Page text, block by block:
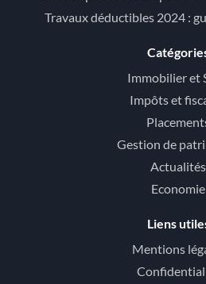
Travaux déductibles 2024 :
Immobilier et
Impôts et
Gestion de
Actualités
Economie
Liens
Mentions